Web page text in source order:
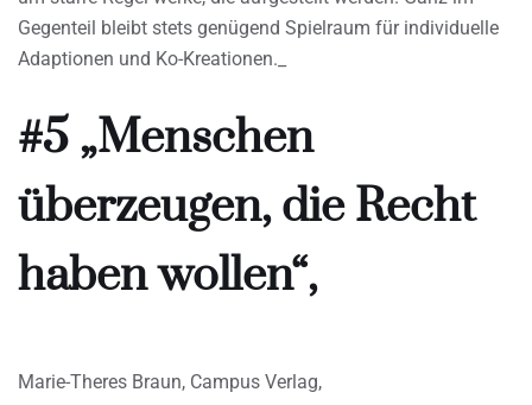
Gegenteil bleibt stets genügend Spielraum für individuelle
Adaptionen und Ko-Kreationen._
#5 „Menschen
überzeugen, die Recht
haben wollen“,
Marie-Theres Braun, Campus Verlag,